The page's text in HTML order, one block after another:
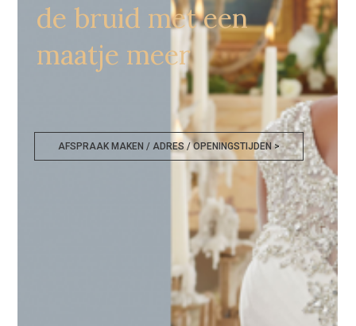
de bruid met een
maatje meer
AFSPRAAK MAKEN / ADRES / OPENINGSTIJDEN >